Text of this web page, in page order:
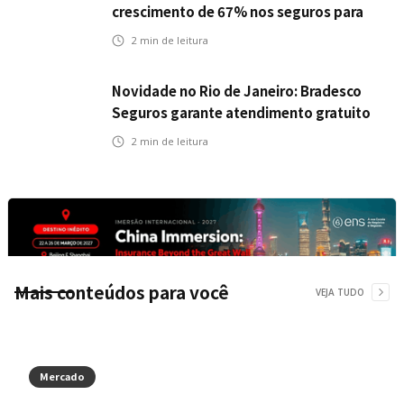
crescimento de 67% nos seguros para
veículos elétricos da Bradesco Seguros
2 min de leitura
Novidade no Rio de Janeiro: Bradesco
Seguros garante atendimento gratuito
na Ponte Rio-Niterói
2 min de leitura
Mais conteúdos para você VEJA TUDO
Mercado